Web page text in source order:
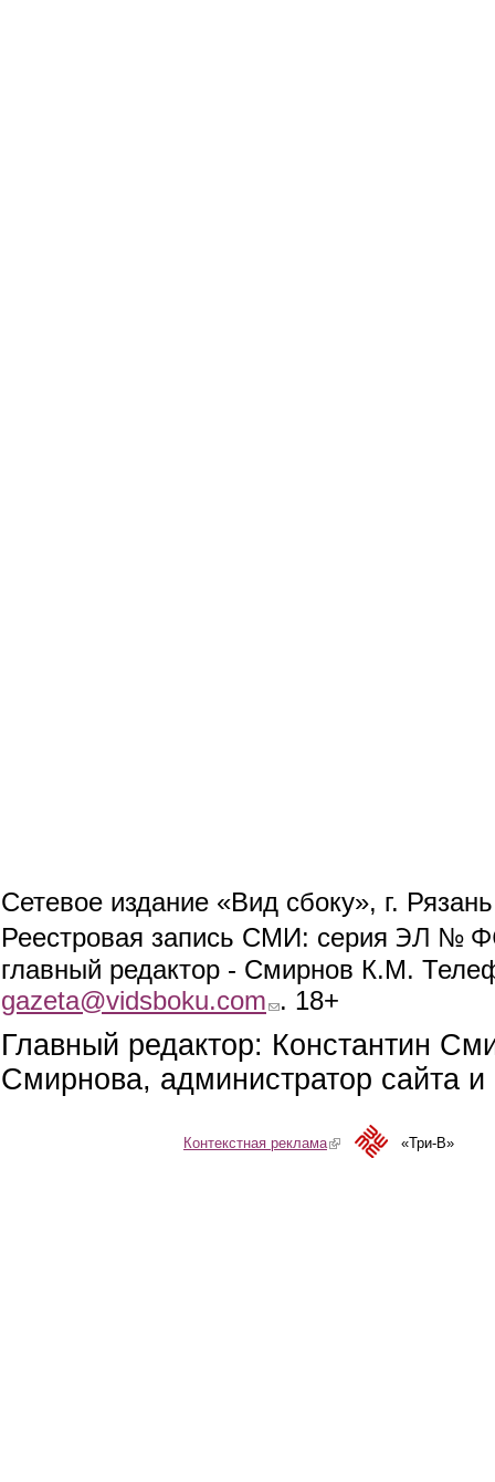
Сетевое издание «Вид сбоку», г.
Реестровая запись СМИ: серия ЭЛ №
главный редактор - Смирнов К.М.
gazeta@vidsboku.com (link sends e-mail)
. 18+
Главный редактор: Константин
Смирнова, администратор сайта
Контекстная реклама(link is external)«Три-В»